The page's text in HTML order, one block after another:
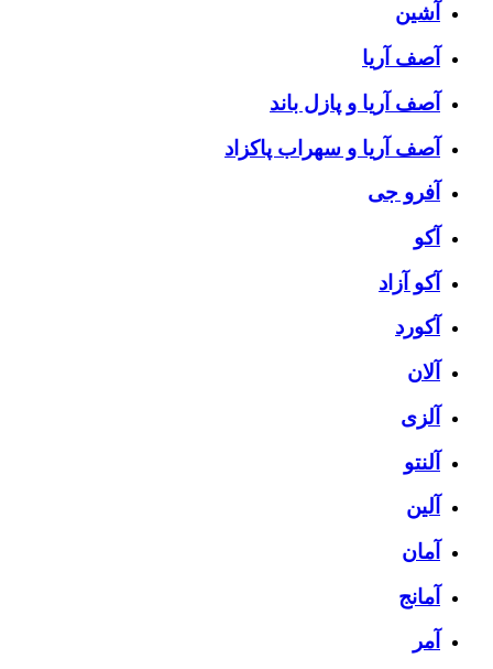
آشین
آصف آریا
آصف آریا و پازل باند
آصف آریا و سهراب پاکزاد
آفرو جی
آکو
آکو آزاد
آکورد
آلان
آلزی
آلنتو
آلین
آمان
آمانج
آمر